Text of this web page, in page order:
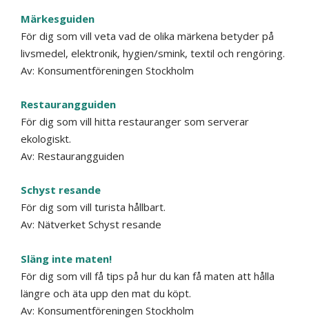
Märkesguiden
För dig som vill veta vad de olika märkena betyder på
livsmedel, elektronik, hygien/smink, textil och rengöring.
Av: Konsumentföreningen Stockholm
Restaurangguiden
För dig som vill hitta restauranger som serverar
ekologiskt.
Av: Restaurangguiden
Schyst resande
För dig som vill turista hållbart.
Av: Nätverket Schyst resande
Släng inte maten!
För dig som vill få tips på hur du kan få maten att hålla
längre och äta upp den mat du köpt.
Av: Konsumentföreningen Stockholm